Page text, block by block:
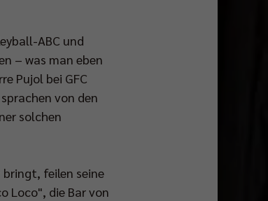
ABC und
– was man eben
Pujol bei GFC
von den
solchen
bringt, feilen seine
Loco", die Bar von